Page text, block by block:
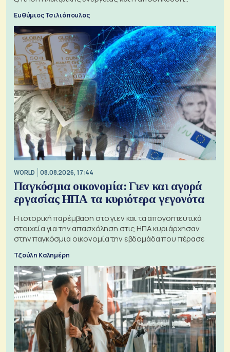
Ευθύμιος Τσιλιόπουλος
WORLD 08.08.2026, 17:44
Παγκόσμια οικονομία: Γιεν και αγορά
εργασίας ΗΠΑ τα κυριότερα γεγονότα
Η ιστορική παρέμβαση στο γιεν και τα απογοητευτικά
στοιχεία για την απασχόληση στις ΗΠΑ κυριάρχησαν
στην παγκόσμια οικονομία την εβδομάδα που πέρασε
Τζούλη Καλημέρη